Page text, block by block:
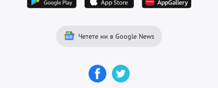
Четете ни в Google News